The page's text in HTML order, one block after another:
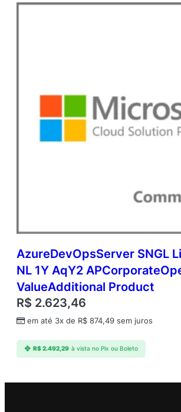
AzureDevOpsServer SNGL
NL 1Y AqY2
ValueAdditional Product
R$ 2.623,46
em até 3x de R$ 874,49 sem juros
R$2.492,29 à vista no Pix ou Boleto